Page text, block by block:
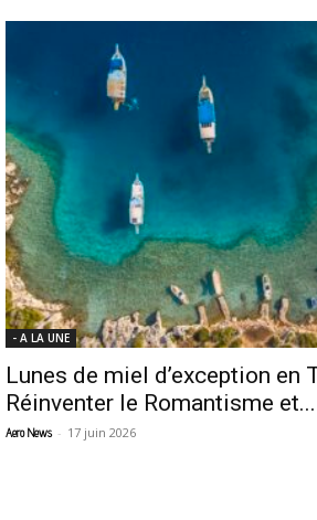
- A LA UNE
Lunes de miel d’exception en
Réinventer le Romantisme et...
Aero News - 17 juin 2026